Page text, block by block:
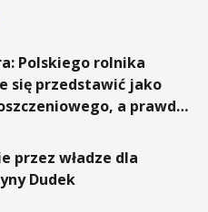
Polskiego rolnika
się przedstawić jako
a prawda
przez władze dla
Dudek